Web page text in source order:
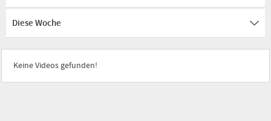
Diese Woche
Keine Videos gefunden!